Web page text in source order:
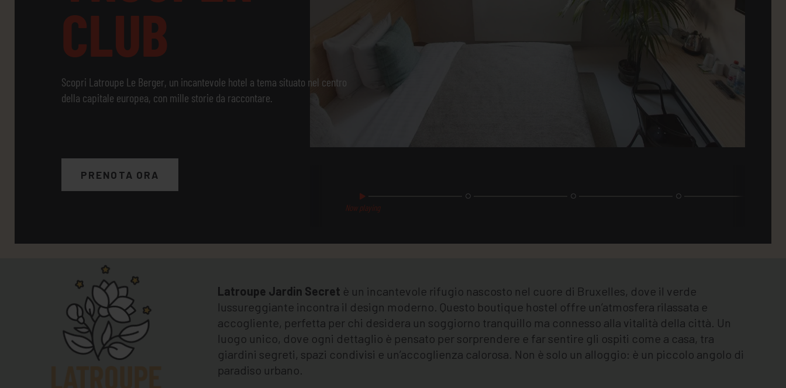
Now playing
CLUB
Scopri Latroupe Le Berger, un incantevole hotel a tema situato nel centro
della capitale europea, con mille storie da raccontare.
PRENOTA ORA
Latroupe Jardin Secret è un incantevole rifugio nascosto nel cuore di Bruxelles, dove il verde
lussureggiante incontra il design moderno. Questo boutique hostel offre un’atmosfera rilassata e
accogliente, perfetta per chi desidera un soggiorno tranquillo ma connesso alla vitalità della città. Un
luogo unico, dove ogni dettaglio è pensato per sorprendere e far sentire gli ospiti come a casa, tra
giardini segreti, spazi condivisi e un’accoglienza calorosa. Non è solo un alloggio: è un piccolo angolo di
paradiso urbano.